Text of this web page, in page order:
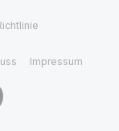
Impressum